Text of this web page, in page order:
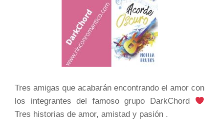
Tres amigas que acabarán encontrando el amor con
los integrantes del famoso grupo DarkChord
Tres historias de amor, amistad y pasión .